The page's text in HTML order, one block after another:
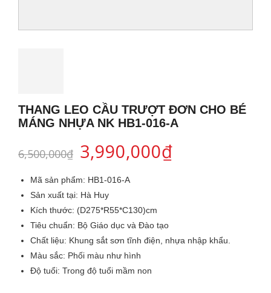
THANG LEO CẦU TRƯỢT ĐƠN CHO BÉ
MÁNG NHỰA NK HB1-016-A
6,500,000₫ 3,990,000₫
Mã sản phẩm: HB1-016-A
Sản xuất tại: Hà Huy
Kích thước: (D275*R55*C130)cm
Tiêu chuẩn: Bộ Giáo dục và Đào tạo
Chất liệu: Khung sắt sơn tĩnh điện, nhựa nhập khẩu.
Màu sắc: Phối màu như hình
Độ tuổi: Trong độ tuổi mầm non